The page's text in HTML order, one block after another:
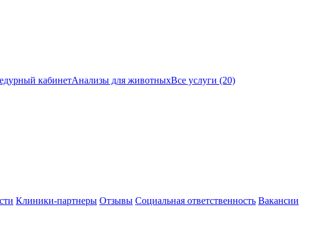
кабинетАнализы для животныхВсе услуги (20)
Клиники-партнеры Отзывы Социальная ответственность Вакансии